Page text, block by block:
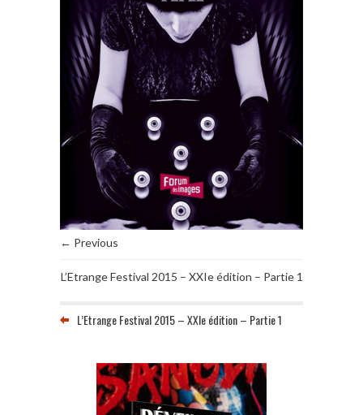
← Previous
L’Etrange Festival 2015 – XXIe édition – Partie 1
L’Etrange Festival 2015 – XXIe édition – Partie 1